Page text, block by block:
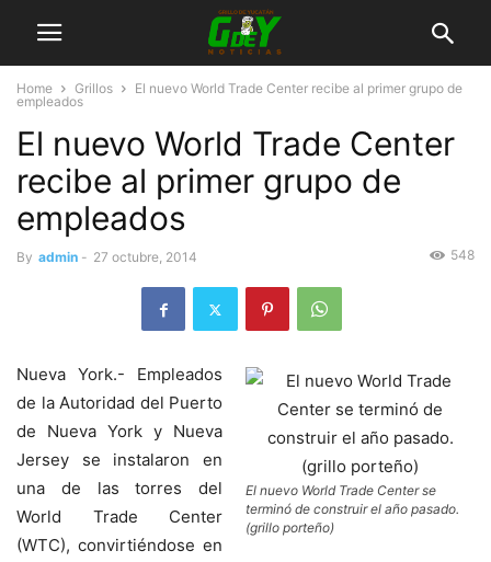
Home Grillos
El nuevo World Trade Center recibe al primer grupo de
empleados
El nuevo World Trade Center
recibe al primer grupo de
empleados
By admin - 27 octubre, 2014 548
El nuevo World Trade Center se
terminó de construir el año pasado.
(grillo porteño)
Nueva York.- Empleados
de la Autoridad del Puerto
de Nueva York y Nueva
Jersey se instalaron en
una de las torres del
World Trade Center
(WTC), convirtiéndose en